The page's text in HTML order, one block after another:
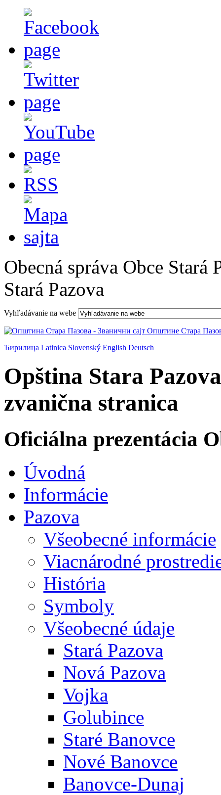
Obecná správa Obce Stará
Stará Pazova
Vyhľadávanie na webe
Ћирилица Latinica Slovenský English Deutsch
Opština Stara
zvanična stranica
Oficiálna prezentácia
Úvodná
Informácie
Pazova
Všeobecné informácie
Viacnárodné
História
Symboly
Všeobecné údaje
Stará Pazova
Nová Pazova
Vojka
Golubince
Staré Banovce
Nové Banovce
Banovce-Dunaj